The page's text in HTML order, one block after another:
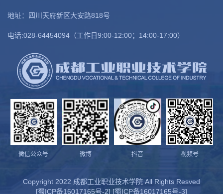
地址：四川天府新区大安路818号
电话:028-64454094（工作日9:00-12:00；14:00-17:00）
微信公众号 微博 抖音 视频号
Copyright 2022 成都工业职业技术学院 All Rights Resved
[蜀ICP备16017165号-2] [蜀ICP备16017165号-3]